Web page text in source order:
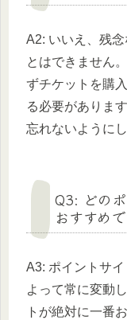
A2: いいえ、残
とはできません
ずチケットを購
る必要がありま
忘れないように
Q3: どの
おすすめ
A3: ポイントサ
よって常に変動
トが絶対に一番